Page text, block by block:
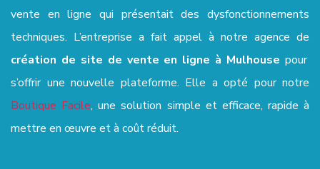
vente en ligne qui présentait des dysfonctionnements
techniques. L’entreprise a fait appel à notre agence de
création de site de vente en ligne à Mulhouse pour
s’offrir une nouvelle plateforme. Elle a opté pour notre
Boutique Facile, une solution simple et efficace, rapide à
mettre en œuvre et à coût réduit.